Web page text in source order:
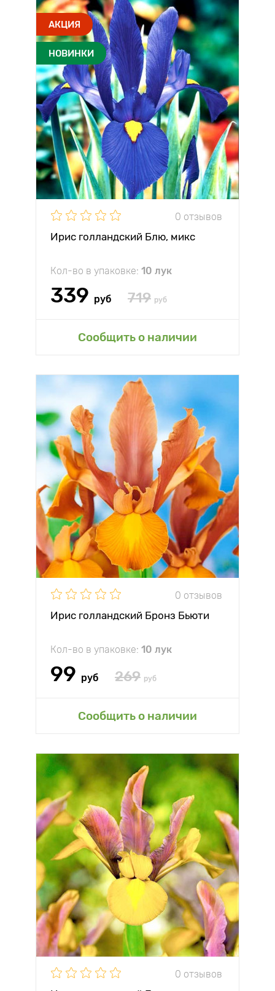
АКЦИЯ
НОВИНКИ
0 отзывов
Ирис голландский Блю, микс
Кол-во в упаковке: 10 лук
339 руб 719 руб
Сообщить о наличии
0 отзывов
Ирис голландский Бронз Бьюти
Кол-во в упаковке: 10 лук
99 руб 269 руб
Сообщить о наличии
0 отзывов